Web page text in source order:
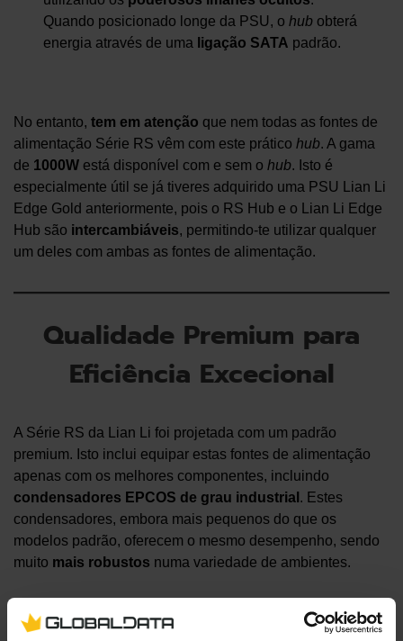
Quando posicionado longe da PSU, ohub obterá
energia através de uma ligação SATA padrão.
No entanto, tem em atenção que nem todas as fontes de
alimentação Série RS vêm com este prático hub. A gama
de 1000W está disponível com e sem o hub. Isto é
especialmente útil se já tiveres adquirido uma PSU Lian Li
Edge Gold anteriormente, pois o RS Hub e o Lian Li Edge
Hub são intercambiáveis, permitindo-te utilizar qualquer
um deles com ambas as fontes de alimentação.
Qualidade Premium para
Eficiência Excecional
A Série RS da Lian Li foi projetada com um padrão
premium. Isto inclui equipar estas fontes de alimentação
apenas com os melhores componentes, incluindo
condensadores EPCOS de grau industrial . Estes
condensadores, embora mais pequenos do que os
modelos padrão, oferecem o mesmo desempenho, sendo
muito mais robustos numa variedade de ambientes.